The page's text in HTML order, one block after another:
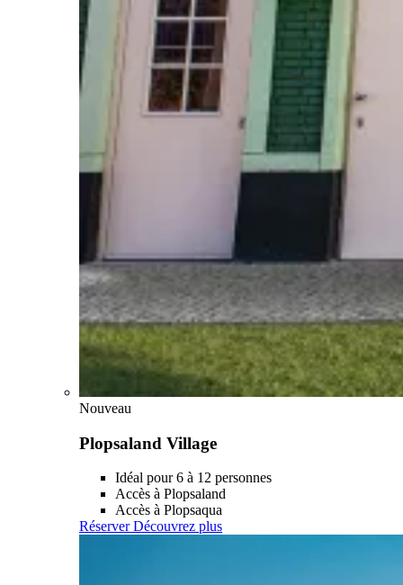
Nouveau
Plopsaland Village
Idéal pour 6 à 12 personnes
Accès à Plopsaland
Accès à Plopsaqua
Réserver Découvrez plus